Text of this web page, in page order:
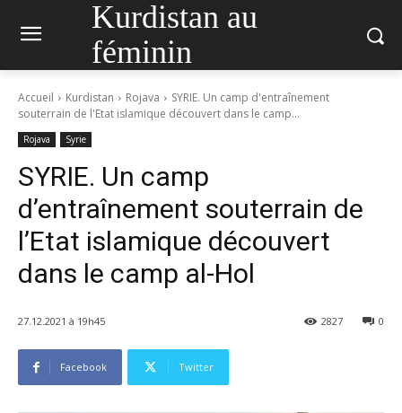
Kurdistan au
féminin
Accueil Kurdistan Rojava
SYRIE. Un camp d'entraînement
souterrain de l'Etat islamique découvert dans le camp...
Rojava Syrie
SYRIE. Un camp
d’entraînement souterrain de
l’Etat islamique découvert
dans le camp al-Hol
27.12.2021 à 19h45 0
2827
Facebook Twitter